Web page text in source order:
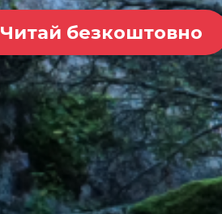
Читай безкоштовно